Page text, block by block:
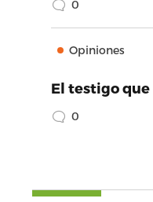
0
Opiniones
El testigo
0